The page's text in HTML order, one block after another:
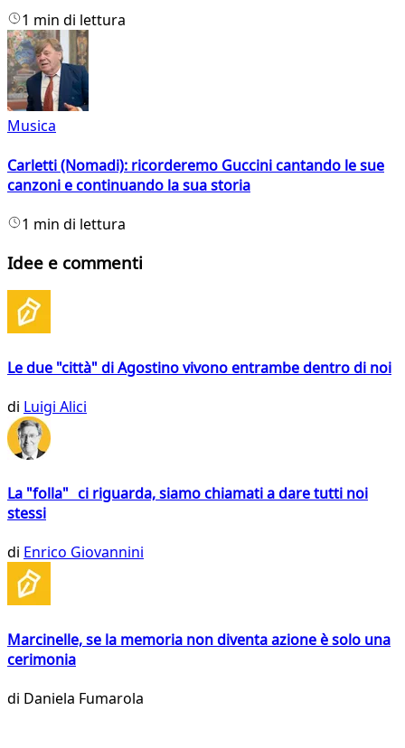
1 min di lettura
Musica
Carletti (Nomadi): ricorderemo Guccini cantando le sue
canzoni e continuando la sua storia
1 min di lettura
Idee e commenti
Le due "città" di Agostino vivono entrambe dentro di noi
di Luigi Alici
La "folla" ci riguarda, siamo chiamati a dare tutti noi
stessi
di Enrico Giovannini
Marcinelle, se la memoria non diventa azione è solo una
cerimonia
di Daniela Fumarola